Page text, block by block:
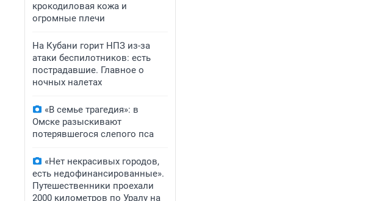
крокодиловая кожа и
огромные плечи
На Кубани горит НПЗ из-за
атаки беспилотников: есть
пострадавшие. Главное о
ночных налетах
«В семье трагедия»: в
Омске разыскивают
потерявшегося слепого пса
«Нет некрасивых городов,
есть недофинансированные».
Путешественники проехали
2000 километров по Уралу на